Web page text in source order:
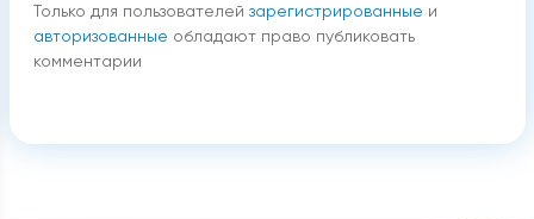
Только для пользователей зарегистрированные и
авторизованные обладают право публиковать
комментарии